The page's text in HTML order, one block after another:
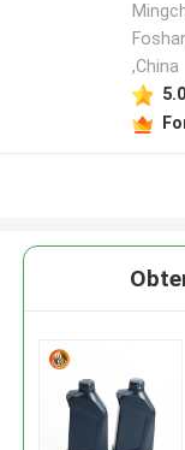
,China
5.0